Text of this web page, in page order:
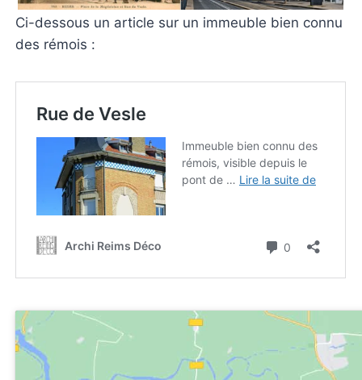
Ci-dessous un article sur un immeuble bien connu
des rémois :